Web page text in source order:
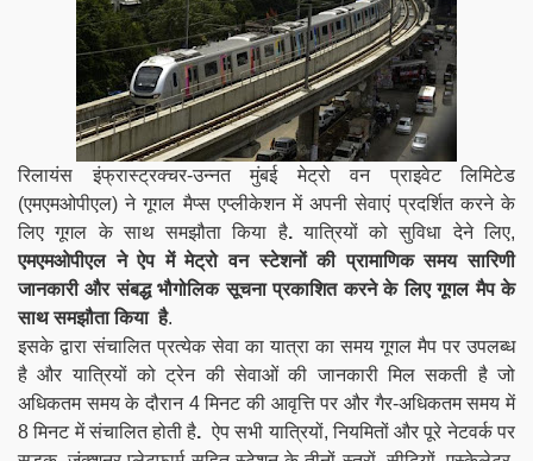
रिलायंस इंफ्रास्ट्रक्चर-उन्नत मुंबई मेट्रो वन प्राइवेट लिमिटेड
(एमएमओपीएल) ने गूगल मैप्स एप्लीकेशन में अपनी सेवाएं प्रदर्शित करने के
लिए गूगल के साथ समझौता किया है.यात्रियों को सुविधा देने लिए,
एमएमओपीएल ने ऐप में मेट्रो वन स्टेशनों की प्रामाणिक समय सारिणी
जानकारी और संबद्ध भौगोलिक सूचना प्रकाशित करने के लिए गूगल मैप के
साथ समझौता किया है.
इसके द्वारा संचालित प्रत्येक सेवा का यात्रा का समय गूगल मैप पर उपलब्ध
है और यात्रियों को ट्रेन की सेवाओं की जानकारी मिल सकती है जो
अधिकतम समय के दौरान 4 मिनट की आवृत्ति पर और गैर-अधिकतम समय में
8 मिनट में संचालित होती है. ऐप सभी यात्रियों, नियमितों और पूरे नेटवर्क पर